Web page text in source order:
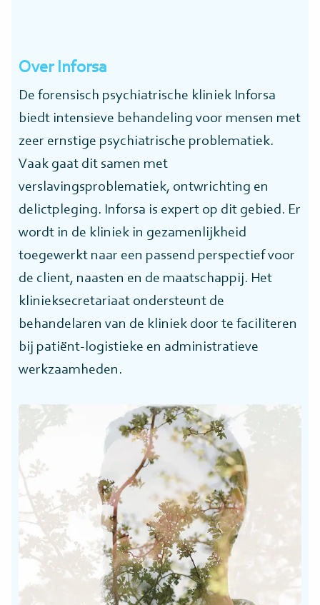
Over Inforsa
De forensisch psychiatrische kliniek Inforsa
biedt intensieve behandeling voor mensen met
zeer ernstige psychiatrische problematiek.
Vaak gaat dit samen met
verslavingsproblematiek, ontwrichting en
delictpleging. Inforsa is expert op dit gebied. Er
wordt in de kliniek in gezamenlijkheid
toegewerkt naar een passend perspectief voor
de client, naasten en de maatschappij. Het
klinieksecretariaat ondersteunt de
behandelaren van de kliniek door te faciliteren
bij patiënt-logistieke en administratieve
werkzaamheden.